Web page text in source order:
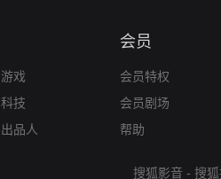
游戏
科技
出品人
会员
会员特权
会员剧场
帮助
搜狐影音 - 搜